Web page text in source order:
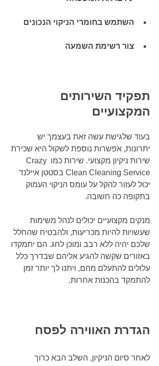
השתמש בחומרי הניקוי הנכונים
צור רשימת השמעה
תפקיד השירותים
המקצועיים
בעוד שלגישת עשה זאת בעצמך יש
יתרונות, אפשרות נוספת לשקול היא שכירת
שירות ניקיון מקצועי. שירות כמו Crazy
Clean Cleaning Service בסטטן איילנד
יכול לעזור להקל על עומס הניקוי העמוק
בתקופה כה חשובה.
מנקים מקצועיים יכולים לנהל משימות
שעשויות להיות מכריעות, ולהבטיח שהחלל
שלכם יהיה ללא רבב ומוכן לחג. הם יתמקדו
באזורים שקשה להגיע אליהם שבדרך כלל
עלולים להתעלם מהם, ויתנו לך יותר זמן
להתמקד בהכנות אחרות.
הגדרת האווירה לפסח
לאחר סיום הניקיון, השלב הבא כרוך